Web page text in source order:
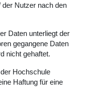
der Nutzer nach den
Daten unterliegt der
gegangene Daten
nicht gehaftet.
Hochschule
Haftung für eine